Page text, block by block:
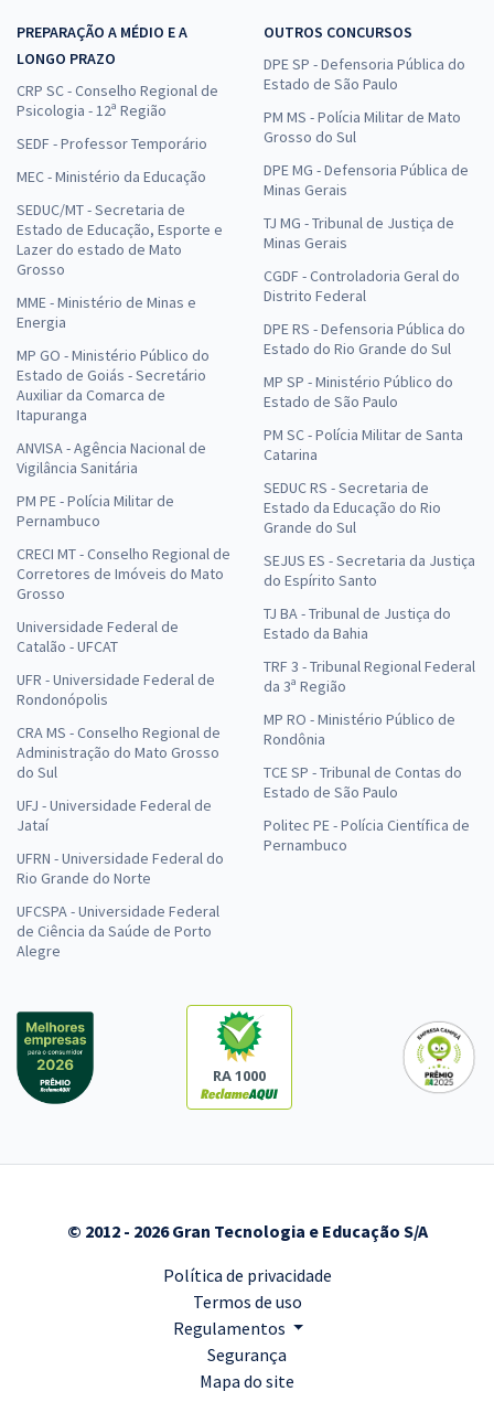
PREPARAÇÃO A MÉDIO E A
LONGO PRAZO
CRP SC - Conselho Regional de
Psicologia - 12ª Região
SEDF - Professor Temporário
MEC - Ministério da Educação
SEDUC/MT - Secretaria de
Estado de Educação, Esporte e
Lazer do estado de Mato
Grosso
MME - Ministério de Minas e
Energia
MP GO - Ministério Público do
Estado de Goiás - Secretário
Auxiliar da Comarca de
Itapuranga
ANVISA - Agência Nacional de
Vigilância Sanitária
PM PE - Polícia Militar de
Pernambuco
CRECI MT - Conselho Regional de
Corretores de Imóveis do Mato
Grosso
Universidade Federal de
Catalão - UFCAT
UFR - Universidade Federal de
Rondonópolis
CRA MS - Conselho Regional de
Administração do Mato Grosso
do Sul
UFJ - Universidade Federal de
Jataí
UFRN - Universidade Federal do
Rio Grande do Norte
UFCSPA - Universidade Federal
de Ciência da Saúde de Porto
Alegre
OUTROS CONCURSOS
DPE SP - Defensoria Pública do
Estado de São Paulo
PM MS - Polícia Militar de Mato
Grosso do Sul
DPE MG - Defensoria Pública de
Minas Gerais
TJ MG - Tribunal de Justiça de
Minas Gerais
CGDF - Controladoria Geral do
Distrito Federal
DPE RS - Defensoria Pública do
Estado do Rio Grande do Sul
MP SP - Ministério Público do
Estado de São Paulo
PM SC - Polícia Militar de Santa
Catarina
SEDUC RS - Secretaria de
Estado da Educação do Rio
Grande do Sul
SEJUS ES - Secretaria da Justiça
do Espírito Santo
TJ BA - Tribunal de Justiça do
Estado da Bahia
TRF 3 - Tribunal Regional Federal
da 3ª Região
MP RO - Ministério Público de
Rondônia
TCE SP - Tribunal de Contas do
Estado de São Paulo
Politec PE - Polícia Científica de
Pernambuco
RA 1000
© 2012 - 2026 Gran Tecnologia e Educação S/A
Política de privacidade
Termos de uso
Regulamentos
Segurança
Mapa do site